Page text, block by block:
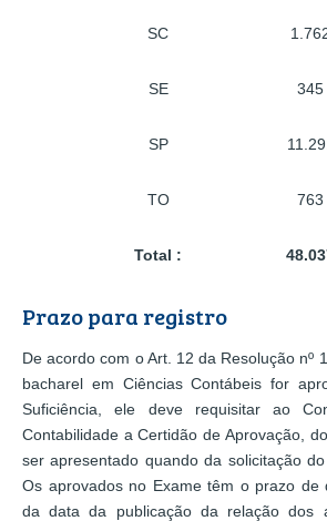
SC
SE 345
SP
TO 763
Total :
Prazo para registro
De acordo com o Art. 12 da Resolução nº
bacharel em Ciências Contábeis for
Suficiência, ele deve requisitar ao
Contabilidade a Certidão de Aprovação,
ser apresentado quando da solicitação
Os aprovados no Exame têm o prazo de
da data da publicação da relação dos